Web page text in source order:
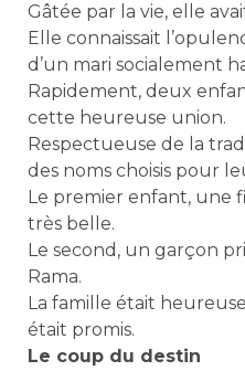
Gâtée par la vie, elle
Elle connaissait
d’un mari socialement
Rapidement, deux
cette heureuse union.
Respectueuse de la
des noms choisis pour
Le premier enfant, une
très belle.
Le second, un garçon
Rama.
La famille était
était promis.
Le coup du destin